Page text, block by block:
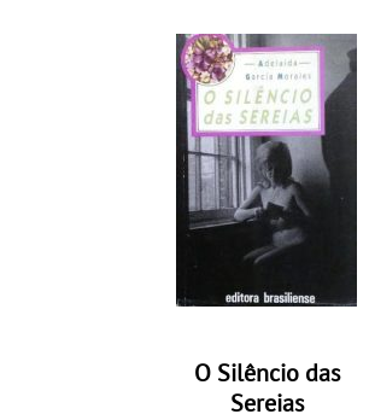
O Silêncio das
Sereias